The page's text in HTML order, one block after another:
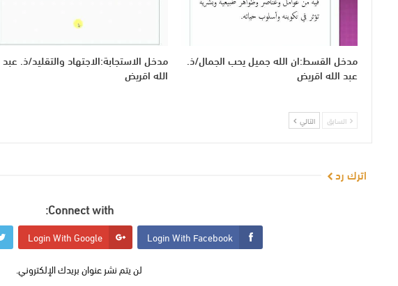
مدخل القسط:ان الله جميل يحب الجمال/ذ.
عبد الله اقريض
مدخل الاستجابة:الاجتهاد والتقليد/ذ. عبد
الله اقريض
السابق التالي
اترك رد
Connect with:
Login With Facebook
Login With Google
لن يتم نشر عنوان بريدك الإلكتروني.